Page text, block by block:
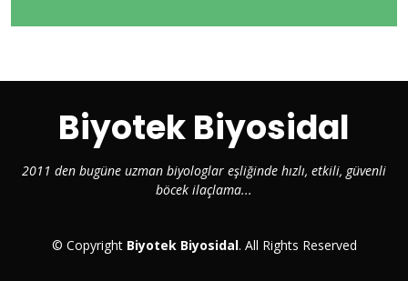
Biyotek Biyosidal
2011 den bugüne uzman biyologlar eşliğinde hızlı, etkili, güvenli
böcek ilaçlama...
© Copyright Biyotek Biyosidal. All Rights Reserved